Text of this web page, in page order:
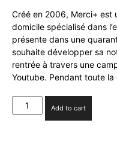
Créé en 2006, Merci+ est
domicile spécialisé dans
présente dans une
souhaite développer sa
rentrée à travers une
Youtube. Pendant toute
Merci+
débarque
Add to cart